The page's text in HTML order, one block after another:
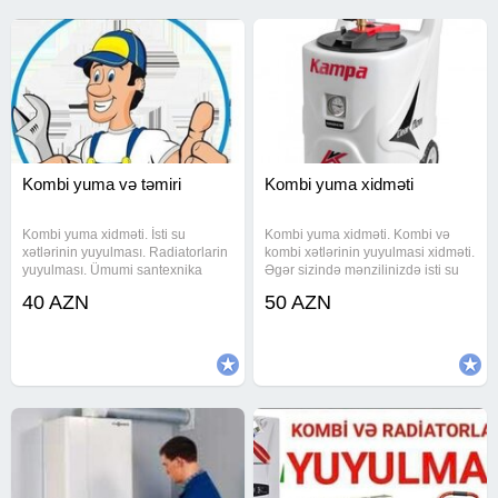
Kombi yuma və təmiri
Kombi yuma xidməti. İsti su
xətlərinin yuyulması. Radiatorlarin
yuyulması. Ümumi santexnika
problemlərinin həlli. #kombi yuma,
40 AZN
Kombi yuma xidməti
Kombi yuma xidməti. Kombi və
kombi xətlərinin yuyulmasi xidməti.
Əgər sizində mənzilinizdə isti su
nasazliq varsa zəng edin. Tecili və
50 AZN